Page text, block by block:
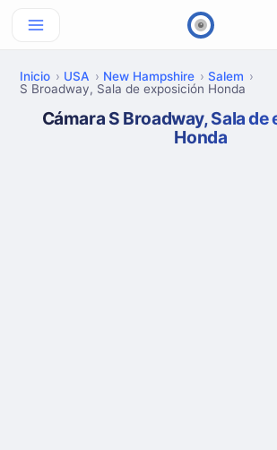
Inicio USA New Hampshire
Salem
S Broadway, Sala de exposición Honda
Cámara S Broadway, Sala
Honda